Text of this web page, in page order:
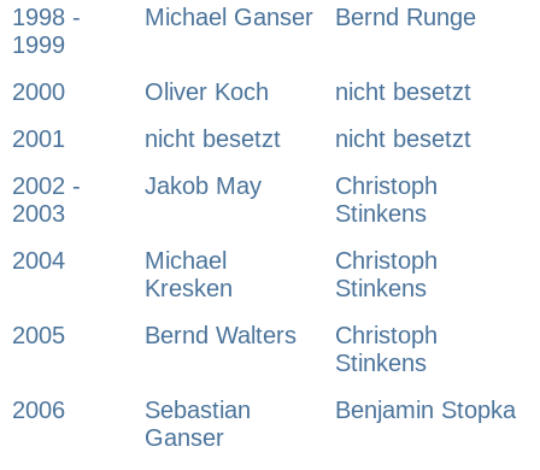
1998 -
1999
Michael Ganser Bernd Runge
2000 Oliver Koch
nicht besetzt
2001
nicht besetzt
nicht besetzt
2002 -
2003
Jakob May
Christoph
Stinkens
2004
Michael
Kresken
Christoph
Stinkens
2005
Bernd Walters
Christoph
Stinkens
2006
Sebastian
Ganser
Benjamin Stopka